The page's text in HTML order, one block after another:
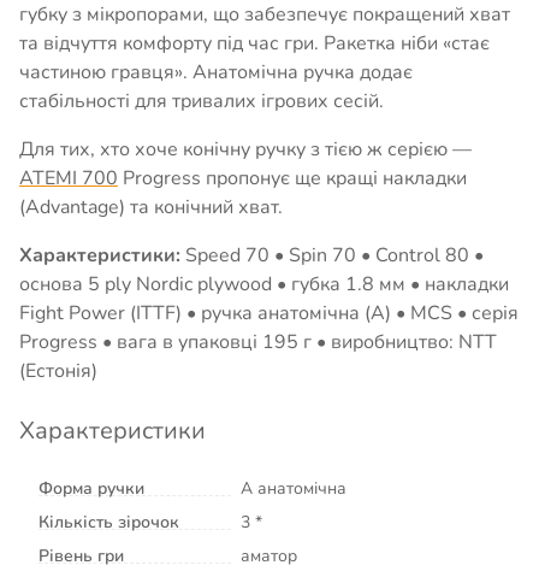
губку з мікропорами, що забезпечує покращений хват
та відчуття комфорту під час гри. Ракетка ніби «стає
частиною гравця». Анатомічна ручка додає
стабільності для тривалих ігрових сесій.
Для тих, хто хоче конічну ручку з тією ж серією —
ATEMI 700 Progress пропонує ще кращі накладки
(Advantage) та конічний хват.
Характеристики: Speed 70 • Spin 70 • Control 80 •
основа 5 ply Nordic plywood • губка 1.8 мм • накладки
Fight Power (ITTF) • ручка анатомічна (A) • MCS • серія
Progress • вага в упаковці 195 г • виробництво: NTT
(Естонія)
Характеристики
Форма ручки
A анатомічна
Кількість зірочок
3 *
Рівень гри
аматор